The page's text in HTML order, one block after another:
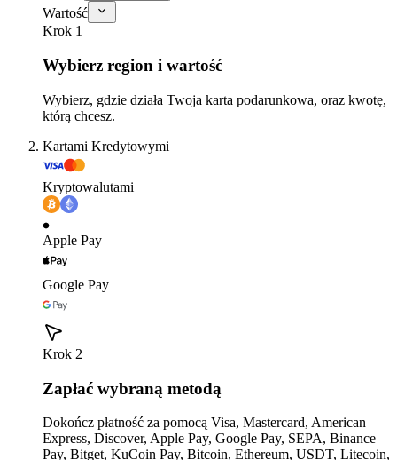
Wartość
Krok 1
Wybierz region i wartość
Wybierz, gdzie działa Twoja karta podarunkowa, oraz kwotę,
którą chcesz.
Kartami Kredytowymi
Kryptowalutami
Apple Pay
Google Pay
Krok 2
Zapłać wybraną metodą
Dokończ płatność za pomocą Visa, Mastercard, American
Express, Discover, Apple Pay, Google Pay, SEPA, Binance
Pay, Bitget, KuCoin Pay, Bitcoin, Ethereum, USDT, Litecoin,